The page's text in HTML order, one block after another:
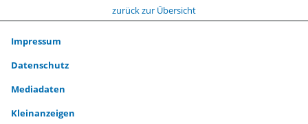
zurück zur Übersicht
Impressum
Datenschutz
Mediadaten
Kleinanzeigen